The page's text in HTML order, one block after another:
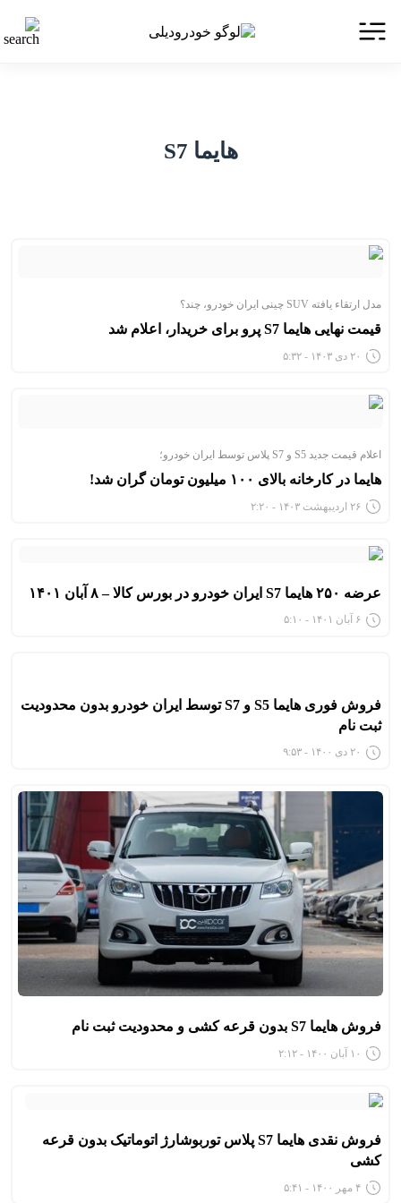
هایما S7
مدل ارتقاء یافته SUV چینی ایران خودرو، چند؟
قیمت نهایی هایما S7 پرو برای خریدار، اعلام شد
۲۰ دی ۱۴۰۳ - ۵:۳۲
اعلام قیمت جدید S5 و S7 پلاس توسط ایران خودرو؛
هایما در کارخانه بالای ۱۰۰ میلیون تومان گران شد!
۲۶ اردیبهشت ۱۴۰۳ - ۲:۲۰
عرضه ۲۵۰ هایما S7 ایران خودرو در بورس کالا – ۸ آبان ۱۴۰۱
۶ آبان ۱۴۰۱ - ۵:۱۰
فروش فوری هایما S5 و S7 توسط ایران خودرو بدون محدودیت
ثبت نام
۲۰ دی ۱۴۰۰ - ۹:۵۳
فروش هایما S7 بدون قرعه کشی و محدودیت ثبت نام
۱۰ آبان ۱۴۰۰ - ۲:۱۲
فروش نقدی هایما S7 پلاس توربوشارژ اتوماتیک بدون قرعه
کشی
۴ مهر ۱۴۰۰ - ۵:۴۱